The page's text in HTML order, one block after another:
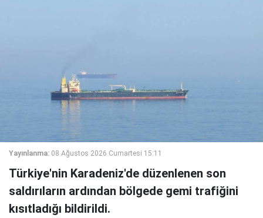
Yayınlanma: 08 Ağustos 2026 Cumartesi 15:11
Türkiye'nin Karadeniz'de düzenlenen son
saldırıların ardından bölgede gemi trafiğini
kısıtladığı bildirildi.